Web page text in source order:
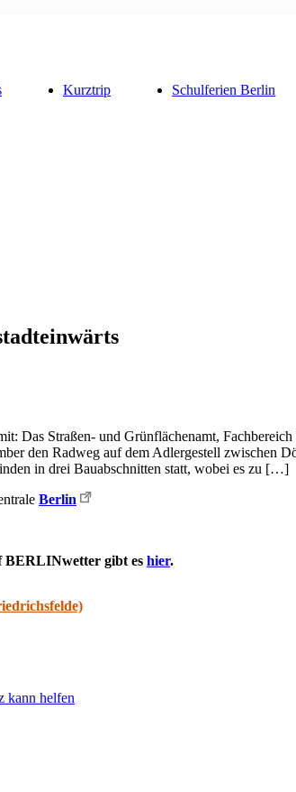
Kurztrip Schulferien Berlin
Das Straßen- und Grünflächenamt,
den Radweg auf dem Adlergestell zwischen
in drei Bauabschnitten statt, wobei es zu […]
Berlin
BERLINwetter gibt es hier.
kann helfen